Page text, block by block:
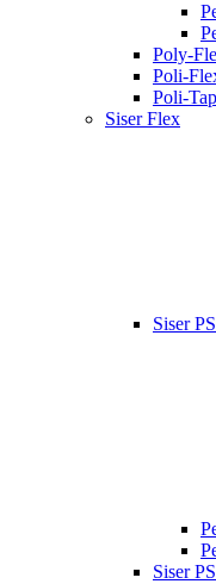
Poly-
Poli-
Poli-
Siser Flex
Siser
Siser